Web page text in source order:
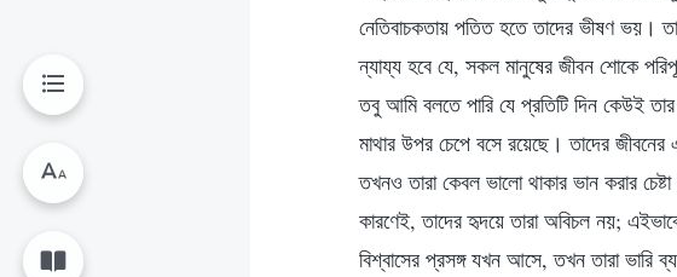
নেতিবাচকতায় পতিত হতে তাদের ভীষণ ভয়।
ন্যায্য হবে যে, সকল মানুষের জীবন শোকে
তবু আমি বলতে পারি যে প্রতিটি দিন কেউই
মাথার উপর চেপে বসে রয়েছে। তাদের
তখনও তারা কেবল ভালো থাকার ভান করার
কারণেই, তাদের হৃদয়ে তারা অবিচল নয়;
বিশ্বাসের প্রসঙ্গ যখন আসে, তখন তারা ভারি